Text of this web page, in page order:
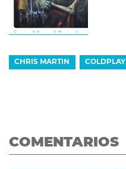
CHRIS MARTIN COLDPLAY
COMENTARIOS